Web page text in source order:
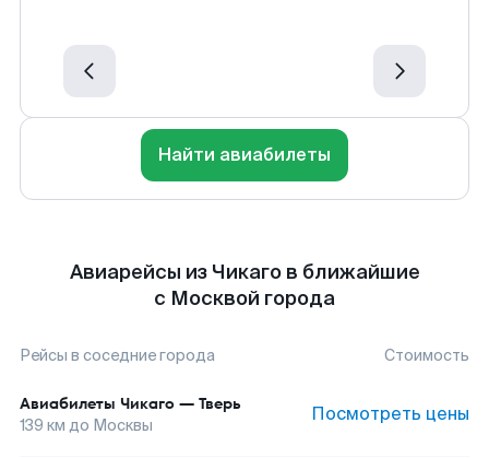
Найти авиабилеты
Авиарейсы из Чикаго в ближайшие
с Москвой города
Рейсы в соседние города Стоимость
Авиабилеты Чикаго — Тверь
139 км до Москвы Посмотреть цены